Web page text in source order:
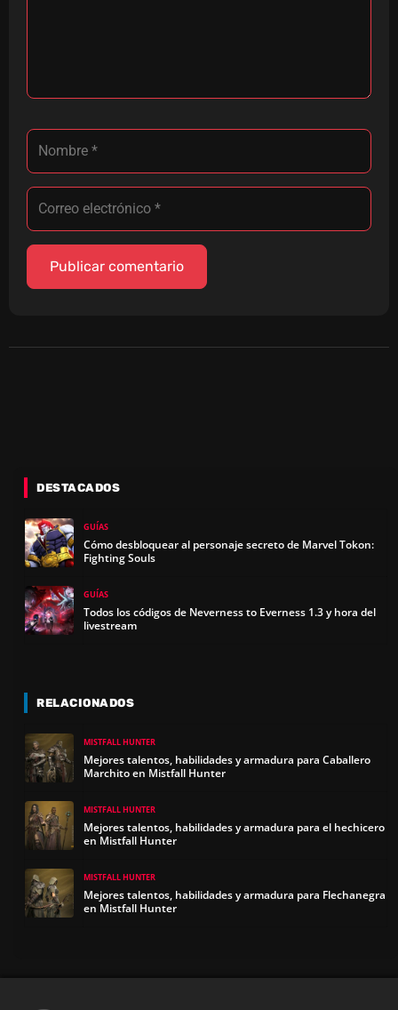
DESTACADOS
GUÍAS
Cómo desbloquear al personaje secreto de Marvel Tokon:
Fighting Souls
GUÍAS
Todos los códigos de Neverness to Everness 1.3 y hora del
livestream
RELACIONADOS
MISTFALL HUNTER
Mejores talentos, habilidades y armadura para Caballero
Marchito en Mistfall Hunter
MISTFALL HUNTER
Mejores talentos, habilidades y armadura para el hechicero
en Mistfall Hunter
MISTFALL HUNTER
Mejores talentos, habilidades y armadura para Flechanegra
en Mistfall Hunter